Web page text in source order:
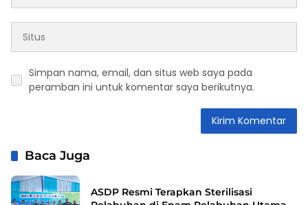
Simpan nama, email, dan situs web saya pada
peramban ini untuk komentar saya berikutnya.
Baca Juga
ASDP Resmi Terapkan Sterilisasi